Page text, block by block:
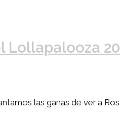
Lollapalooza
las ganas de ver a